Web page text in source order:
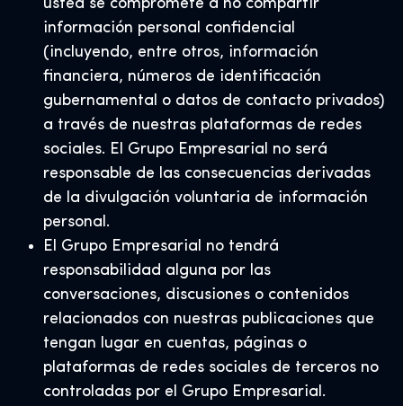
usted se compromete a no compartir
información personal confidencial
(incluyendo, entre otros, información
financiera, números de identificación
gubernamental o datos de contacto privados)
a través de nuestras plataformas de redes
sociales. El Grupo Empresarial no será
responsable de las consecuencias derivadas
de la divulgación voluntaria de información
personal.
El Grupo Empresarial no tendrá
responsabilidad alguna por las
conversaciones, discusiones o contenidos
relacionados con nuestras publicaciones que
tengan lugar en cuentas, páginas o
plataformas de redes sociales de terceros no
controladas por el Grupo Empresarial.